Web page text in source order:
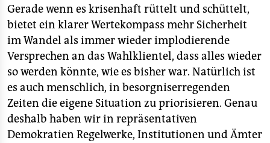
Gerade wenn es krisenhaft rüttelt und schüttelt,
bietet ein klarer Wertekompass mehr Sicherheit
im Wandel als immer wieder implodierende
Versprechen an das Wahlklientel, dass alles wieder
so werden könnte, wie es bisher war. Natürlich ist
es auch menschlich, in besorgniserregenden
Zeiten die eigene Situation zu priorisieren. Genau
deshalb haben wir in repräsentativen
Demokratien Regelwerke, Institutionen und Ämter